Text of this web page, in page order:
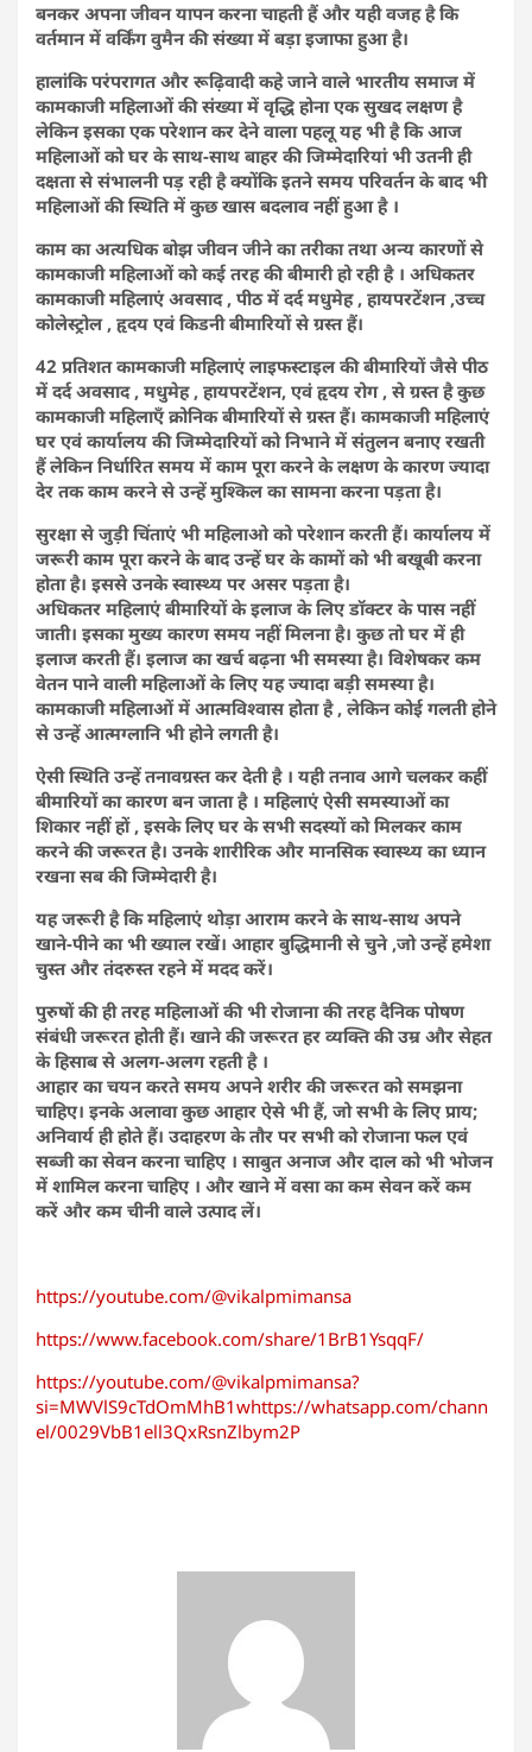
बनकर अपना जीवन यापन करना चाहती हैं और यही वजह है कि
वर्तमान में वर्किंग वुमैन की संख्या में बड़ा इजाफा हुआ है।
हालांकि परंपरागत और रूढ़िवादी कहे जाने वाले भारतीय समाज में
कामकाजी महिलाओं की संख्या में वृद्धि होना एक सुखद लक्षण है
लेकिन इसका एक परेशान कर देने वाला पहलू यह भी है कि आज
महिलाओं को घर के साथ-साथ बाहर की जिम्मेदारियां भी उतनी ही
दक्षता से संभालनी पड़ रही है क्योंकि इतने समय परिवर्तन के बाद भी
महिलाओं की स्थिति में कुछ खास बदलाव नहीं हुआ है ।
काम का अत्यधिक बोझ जीवन जीने का तरीका तथा अन्य कारणों से
कामकाजी महिलाओं को कई तरह की बीमारी हो रही है । अधिकतर
कामकाजी महिलाएं अवसाद , पीठ में दर्द मधुमेह , हायपरटेंशन ,उच्च
कोलेस्ट्रोल , हृदय एवं किडनी बीमारियों से ग्रस्त हैं।
42 प्रतिशत कामकाजी महिलाएं लाइफस्टाइल की बीमारियों जैसे पीठ
में दर्द अवसाद , मधुमेह , हायपरटेंशन, एवं हृदय रोग , से ग्रस्त है कुछ
कामकाजी महिलाएँ क्रोनिक बीमारियों से ग्रस्त हैं। कामकाजी महिलाएं
घर एवं कार्यालय की जिम्मेदारियों को निभाने में संतुलन बनाए रखती
हैं लेकिन निर्धारित समय में काम पूरा करने के लक्षण के कारण ज्यादा
देर तक काम करने से उन्हें मुश्किल का सामना करना पड़ता है।
सुरक्षा से जुड़ी चिंताएं भी महिलाओ को परेशान करती हैं। कार्यालय में
जरूरी काम पूरा करने के बाद उन्हें घर के कामों को भी बखूबी करना
होता है। इससे उनके स्वास्थ्य पर असर पड़ता है।
अधिकतर महिलाएं बीमारियों के इलाज के लिए डॉक्टर के पास नहीं
जाती। इसका मुख्य कारण समय नहीं मिलना है। कुछ तो घर में ही
इलाज करती हैं। इलाज का खर्च बढ़ना भी समस्या है। विशेषकर कम
वेतन पाने वाली महिलाओं के लिए यह ज्यादा बड़ी समस्या है।
कामकाजी महिलाओं में आत्मविश्वास होता है , लेकिन कोई गलती होने
से उन्हें आत्मग्लानि भी होने लगती है।
ऐसी स्थिति उन्हें तनावग्रस्त कर देती है । यही तनाव आगे चलकर कहीं
बीमारियों का कारण बन जाता है । महिलाएं ऐसी समस्याओं का
शिकार नहीं हों , इसके लिए घर के सभी सदस्यों को मिलकर काम
करने की जरूरत है। उनके शारीरिक और मानसिक स्वास्थ्य का ध्यान
रखना सब की जिम्मेदारी है।
यह जरूरी है कि महिलाएं थोड़ा आराम करने के साथ-साथ अपने
खाने-पीने का भी ख्याल रखें। आहार बुद्धिमानी से चुने ,जो उन्हें हमेशा
चुस्त और तंदरुस्त रहने में मदद करें।
पुरुषों की ही तरह महिलाओं की भी रोजाना की तरह दैनिक पोषण
संबंधी जरूरत होती हैं। खाने की जरूरत हर व्यक्ति की उम्र और सेहत
के हिसाब से अलग-अलग रहती है ।
आहार का चयन करते समय अपने शरीर की जरूरत को समझना
चाहिए। इनके अलावा कुछ आहार ऐसे भी हैं, जो सभी के लिए प्राय;
अनिवार्य ही होते हैं। उदाहरण के तौर पर सभी को रोजाना फल एवं
सब्जी का सेवन करना चाहिए । साबुत अनाज और दाल को भी भोजन
में शामिल करना चाहिए । और खाने में वसा का कम सेवन करें कम
करें और कम चीनी वाले उत्पाद लें।
https://youtube.com/@vikalpmimansa
https://www.facebook.com/share/1BrB1YsqqF/
https://youtube.com/@vikalpmimansa?
si=MWVlS9cTdOmMhB1whttps://whatsapp.com/chann
el/0029VbB1ell3QxRsnZlbym2P